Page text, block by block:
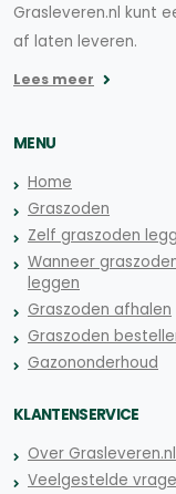
Grasleveren.nl kunt
af laten leveren.
Lees meer
MENU
Home
Graszoden
Zelf graszoden
Wanneer
leggen
Graszoden afhalen
Graszoden
Gazononderhoud
KLANTENSERVICE
Over Grasleveren.nl
Veelgestelde